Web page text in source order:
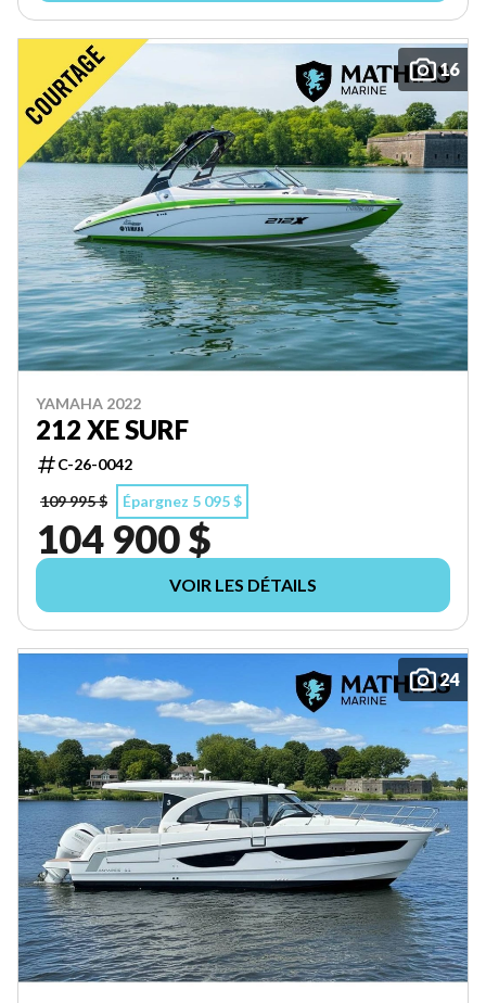
16
YAMAHA 2022
212 XE SURF
C-26-0042
109 995 $
Épargnez 5 095 $
104 900 $
VOIR LES DÉTAILS
24